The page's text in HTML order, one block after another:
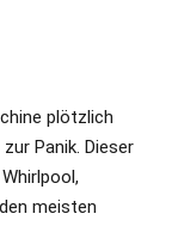
plötzlich
Panik. Dieser
meisten